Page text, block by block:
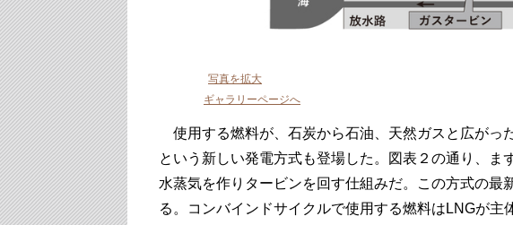
写真を拡大
ギャラリーページへ
使用する燃料が、石炭から石油、天然ガスと広がっ
という新しい発電方式も登場した。図表２の通り、ま
水蒸気を作りタービンを回す仕組みだ。この方式の最
る。コンバインドサイクルで使用する燃料はLNGが主